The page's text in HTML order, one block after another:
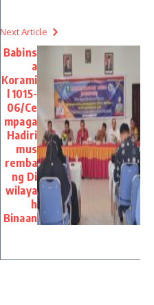
Next Article
Babins
a
Korami
l 1015-
06/Ce
mpaga
Hadiri
mus
remba
ng Di
wilaya
h
Binaan